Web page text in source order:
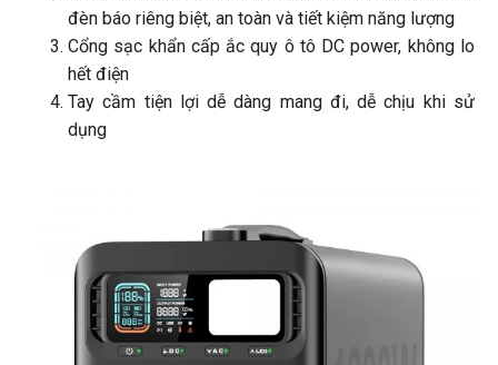
đèn báo riêng biệt, an toàn và tiết kiệm năng lượng
Cổng sạc khẩn cấp ắc quy ô tô DC power, không lo
hết điện
Tay cầm tiện lợi dễ dàng mang đi, dễ chịu khi sử
dụng